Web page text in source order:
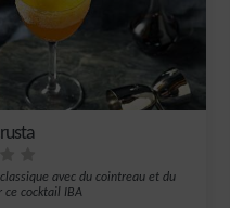
avec du cointreau et du
ce cocktail IBA